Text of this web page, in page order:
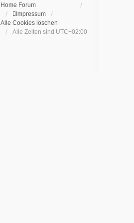
Home Forum
Impressum
Alle Cookies löschen
Alle Zeiten sind UTC+02:00